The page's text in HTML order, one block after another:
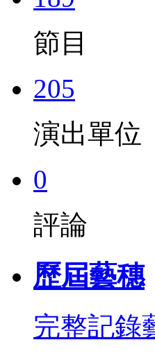
節目
205
演出單位
0
評論
歷屆藝穗
完整記錄